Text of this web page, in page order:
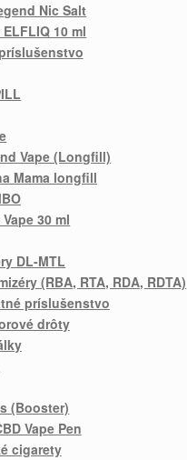
Nic Salt
10 ml
Vape (Longfill)
Mama longfill
30 ml
DL-MTL
(RBA, RTA, RDA, RDTA)
príslušenstvo
drôty
(Booster)
Vape Pen
cigarety